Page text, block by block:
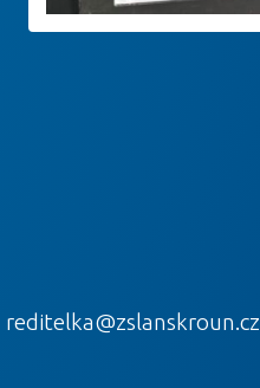
reditelka@zslanskroun.cz